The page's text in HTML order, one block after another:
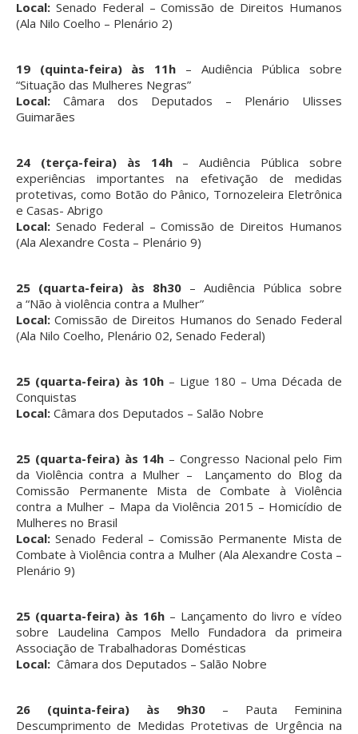
Local: Senado Federal – Comissão de Direitos Humanos
(Ala Nilo Coelho – Plenário 2)
19 (quinta-feira) às 11h – Audiência Pública sobre
“Situação das Mulheres Negras”
Local: Câmara dos Deputados – Plenário Ulisses
Guimarães
24 (terça-feira) às 14h– Audiência Pública sobre
experiências importantes na efetivação de medidas
protetivas, como Botão do Pânico, Tornozeleira Eletrônica
e Casas- Abrigo
Local: Senado Federal – Comissão de Direitos Humanos
(Ala Alexandre Costa – Plenário 9)
25 (quarta-feira) às 8h30 – Audiência Pública sobre
a “Não à violência contra a Mulher”
Local:Comissão de Direitos Humanos do Senado Federal
(Ala Nilo Coelho, Plenário 02, Senado Federal)
25 (quarta-feira) às 10h – Ligue 180 – Uma Década de
Conquistas
Local: Câmara dos Deputados – Salão Nobre
25 (quarta-feira) às 14h – Congresso Nacional pelo Fim
da Violência contra a Mulher – Lançamento do Blog da
Comissão Permanente Mista de Combate à Violência
contra a Mulher – Mapa da Violência 2015 – Homicídio de
Mulheres no Brasil
Local: Senado Federal – Comissão Permanente Mista de
Combate à Violência contra a Mulher (Ala Alexandre Costa –
Plenário 9)
25 (quarta-feira) às 16h – Lançamento do livro e vídeo
sobre Laudelina Campos Mello Fundadora da primeira
Associação de Trabalhadoras Domésticas
Local: Câmara dos Deputados – Salão Nobre
26 (quinta-feira) às 9h30 – Pauta Feminina
Descumprimento de Medidas Protetivas de Urgência na